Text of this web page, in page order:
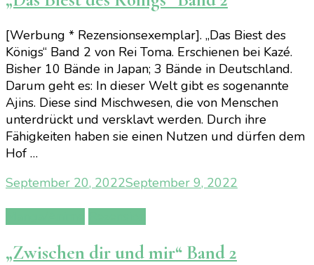
[Werbung * Rezensionsexemplar]. „Das Biest des
Königs“ Band 2 von Rei Toma. Erschienen bei Kazé.
Bisher 10 Bände in Japan; 3 Bände in Deutschland.
Darum geht es: In dieser Welt gibt es sogenannte
Ajins. Diese sind Mischwesen, die von Menschen
unterdrückt und versklavt werden. Durch ihre
Fähigkeiten haben sie einen Nutzen und dürfen dem
Hof …
September 20, 2022September 9, 2022
„Zwischen dir und mir“ Band 2